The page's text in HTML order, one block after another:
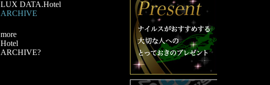
LUX DATA.Hotel
ARCHIVE
more
Hotel
ARCHIVE?